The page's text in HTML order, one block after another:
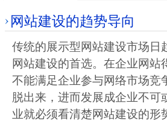
网站建设的趋势导向
传统的展示型网站建设市场日
网站建设的首选。在企业网
不能满足企业参与网络市场竞
脱出来，进而发展成企业不
业就必须看清楚网站建设的形